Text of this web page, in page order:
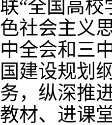
“全国高校
社会主义
全会和三
国建设规划
，纵深推
材、进课